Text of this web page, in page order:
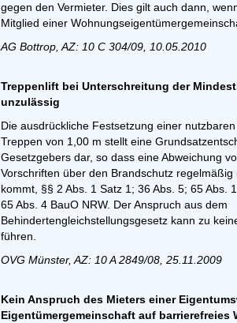
gegen den Vermieter. Dies gilt auch dann,
Mitglied einer
AG Bottrop, AZ: 10 C 304/09, 10.05.2010
Treppenlift bei Unterschreitung der
unzulässig
Die ausdrückliche Festsetzung einer
Treppen von 1,00 m stellt eine
Gesetzgebers dar, so dass eine Abweichung
Vorschriften über den Brandschutz regelmäßig
kommt, §§ 2 Abs. 1 Satz 1; 36 Abs. 5; 65 Abs.
65 Abs. 4 BauO NRW. Der Anspruch aus dem
Behindertengleichstellungsgesetz kann zu
führen.
OVG Münster, AZ: 10 A 2849/08, 25.11.2009
Kein Anspruch des Mieters einer
Eigentümergemeinschaft auf barrierefreies